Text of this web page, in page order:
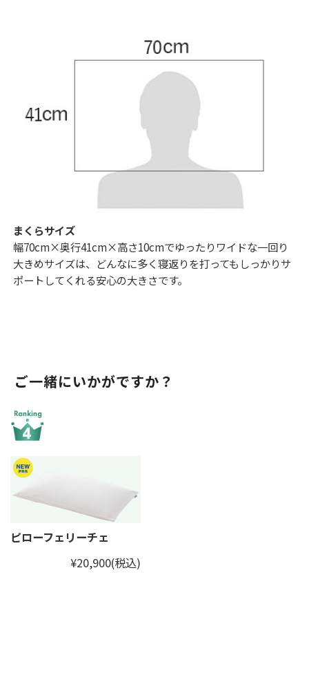
まくらサイズ
幅70cm×奥行41cm×高さ10cmでゆったりワイドな一回り
大きめサイズは、どんなに多く寝返りを打ってもしっかりサ
ポートしてくれる安心の大きさです。
ご一緒にいかがですか？
ピローフェリーチェ
¥20,900(税込)